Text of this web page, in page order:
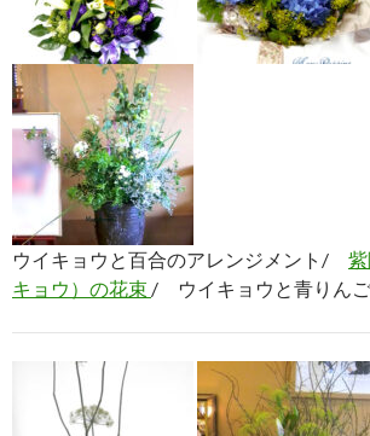
ウイキョウと百合のアレンジメント/
キョウ）の花束 / ウイキョウと青りん